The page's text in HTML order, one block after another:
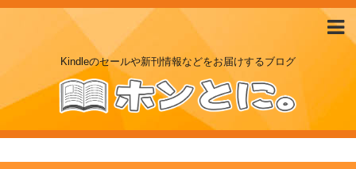
Kindleのセールや新刊情報などをお届けするブログ